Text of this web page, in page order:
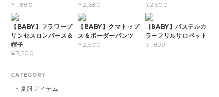
¥1,880
¥2,680
¥2,500
【BABY】フラワープ
リンセスロンパース＆
帽子
¥3,500
【BABY】クマトップ
ス＆ボーダーパンツ
¥2,500
【BABY】パステルカ
ラーフリルサロペット
¥1,899
CATEGORY
夏服アイテム